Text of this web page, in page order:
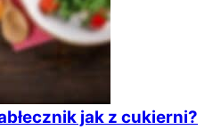
jak z cukierni?